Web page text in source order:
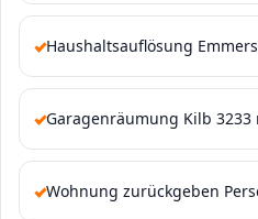
Haushaltsauflösung
Garagenräumung Kilb 3233
Wohnung zurückgeben